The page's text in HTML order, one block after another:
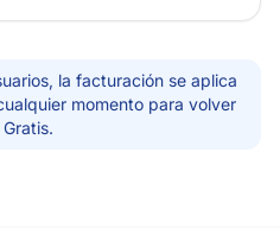
la facturación se aplica
momento para volver
Gratis.